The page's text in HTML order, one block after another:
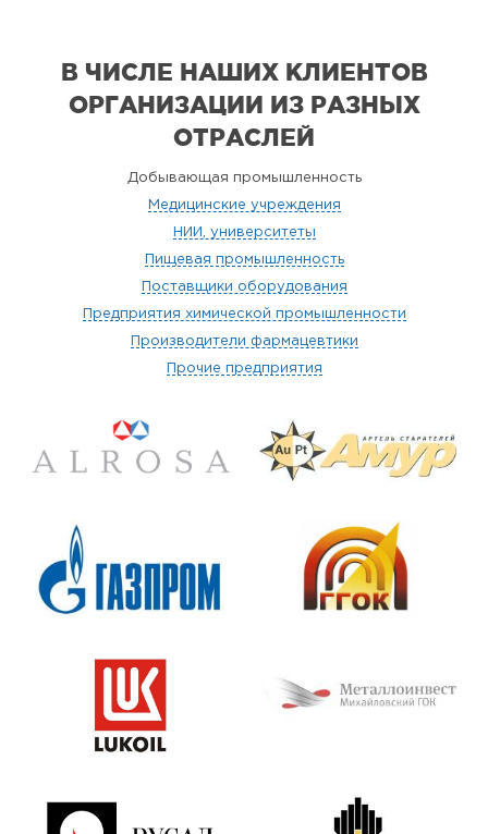
В ЧИСЛЕ НАШИХ КЛИЕНТОВ
ОРГАНИЗАЦИИ ИЗ РАЗНЫХ
ОТРАСЛЕЙ
Добывающая промышленность
Медицинские учреждения
НИИ, университеты
Пищевая промышленность
Поставщики оборудования
Предприятия химической промышленности
Производители фармацевтики
Прочие предприятия